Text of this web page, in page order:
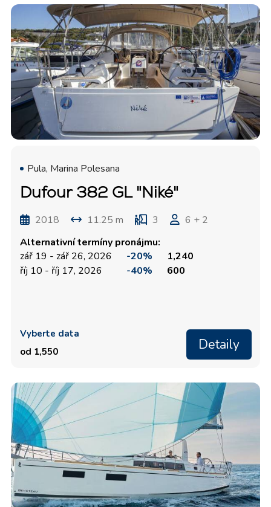
Pula, Marina Polesana
Dufour 382 GL "Niké"
2018 11.25 m 3
6 + 2
Alternativní termíny pronájmu:
zář 19 - zář 26, 2026
-20%
1,240
říj 10 - říj 17, 2026
-40% 600
Vyberte data
od 1,550
Detaily